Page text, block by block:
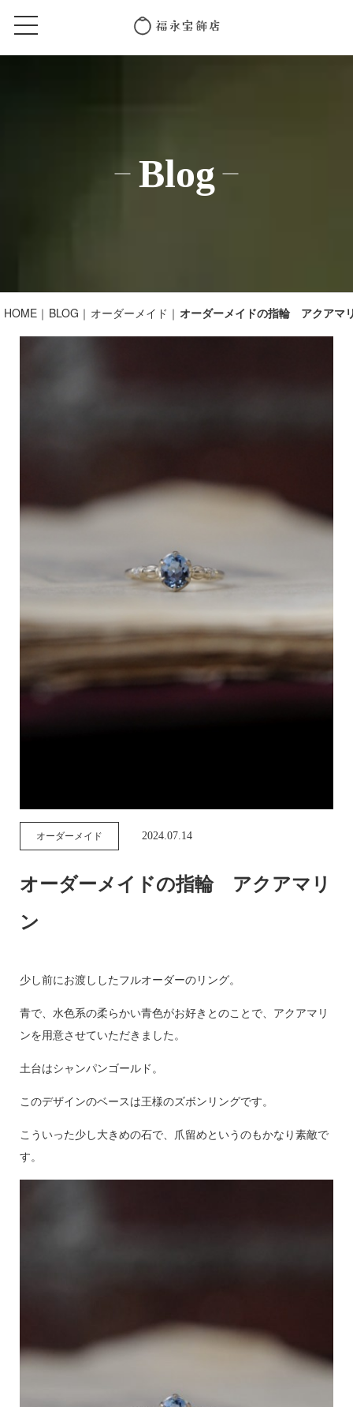
Blog
HOME BLOG オーダーメイド オーダーメイドの指輪 アクアマ
オーダーメイド 2024.07.14
オーダーメイドの指輪 アクアマリ
ン
少し前にお渡ししたフルオーダーのリング。
青で、水色系の柔らかい青色がお好きとのことで、アクアマリ
ンを用意させていただきました。
土台はシャンパンゴールド。
このデザインのベースは王様のズボンリングです。
こういった少し大きめの石で、爪留めというのもかなり素敵で
す。